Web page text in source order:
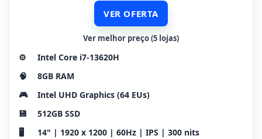
VER OFERTA
Ver melhor preço (5 lojas)
⚙️
Intel Core i7-13620H
🧠
8GB RAM
🎮
Intel UHD Graphics (64 EUs)
💾
512GB SSD
🖥️
14" | 1920 x 1200 | 60Hz | IPS | 300 nits